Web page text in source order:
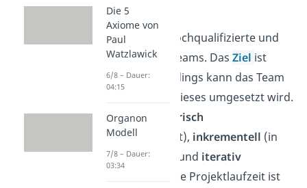
agilen Arbeitens.
Scrum setzt auf hochqualifizierte und
interdisziplinäre Teams. Das Ziel ist
vorgegeben, allerdings kann das Team
entscheiden, wie dieses umgesetzt wird.
Du arbeitest
empirisch
(erfahrungsbasiert), inkrementell (in
kleinen Schritten) und iterativ
(wiederholend). Die Projektlaufzeit ist
Die 5
Axiome von
Paul
Watzlawick
6/8 – Dauer:
04:15
Organon
Modell
7/8 – Dauer:
03:34